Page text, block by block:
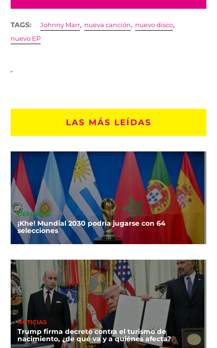
TAGS: Johnny Marr, nueva canción, nuevo disco,
nuevo EP
LAS MÁS LEÍDAS
DEPORTES
¡Khe! Mundial 2030 podría jugarse con 64
selecciones
NOTICIAS
Trump firma decreto contra el turismo de
nacimiento, ¿de qué va y a quiénes afecta?